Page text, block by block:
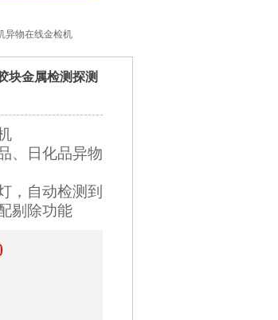
异物在线金检机
块金属检测探测
、日化品异物
，自动检测到
剔除功能